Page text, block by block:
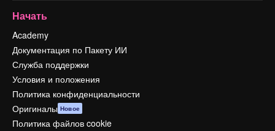
Начать
Academy
Документация по Пакету ИИ
Служба поддержки
Условия и положения
Политика конфиденциальности
Оригиналы Новое
Политика файлов cookie